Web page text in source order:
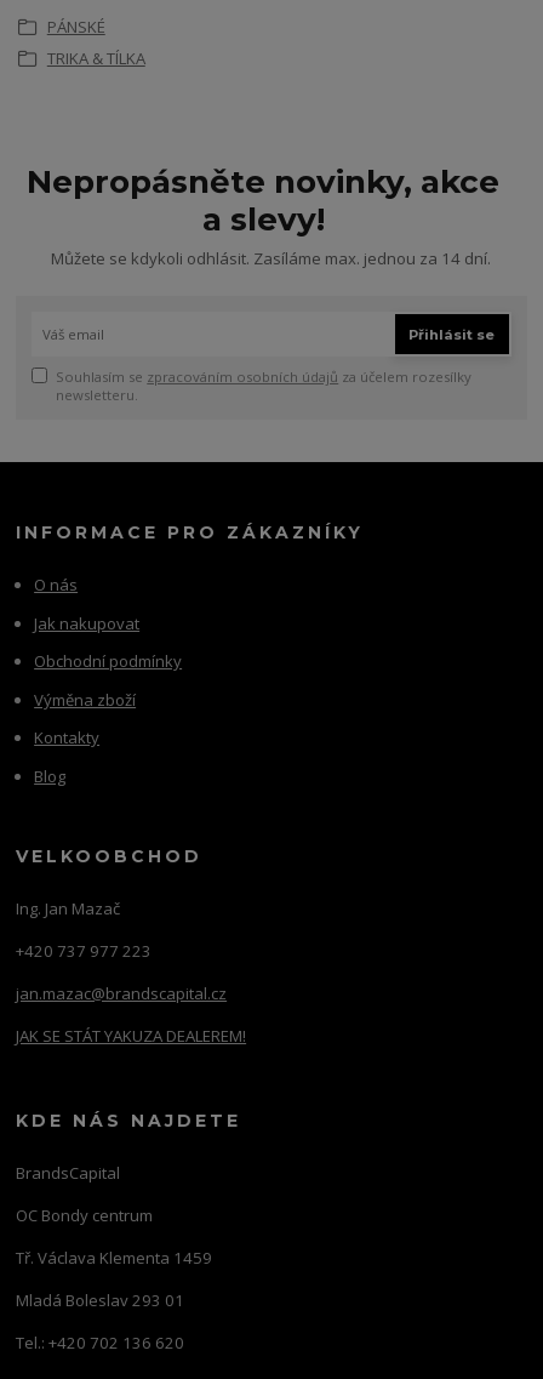
PÁNSKÉ
TRIKA & TÍLKA
Nepropásněte novinky, akce
a slevy!
Můžete se kdykoli odhlásit. Zasíláme max. jednou za 14 dní.
Přihlásit se
Souhlasím se zpracováním osobních údajů za účelem rozesílky
newsletteru.
INFORMACE PRO ZÁKAZNÍKY
O nás
Jak nakupovat
Obchodní podmínky
Výměna zboží
Kontakty
Blog
VELKOOBCHOD
Ing. Jan Mazač
+420 737 977 223
jan.mazac@brandscapital.cz
JAK SE STÁT YAKUZA DEALEREM!
KDE NÁS NAJDETE
BrandsCapital
OC Bondy centrum
Tř. Václava Klementa 1459
Mladá Boleslav 293 01
Tel.: +420 702 136 620